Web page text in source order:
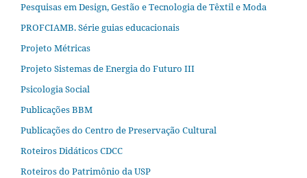
Pesquisas em Design, Gestão e Tecnologia de Têxtil e Moda
PROFCIAMB. Série guias educacionais
Projeto Métricas
Projeto Sistemas de Energia do Futuro III
Psicologia Social
Publicações BBM
Publicações do Centro de Preservação Cultural
Roteiros Didáticos CDCC
Roteiros do Patrimônio da USP